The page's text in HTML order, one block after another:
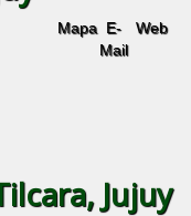
Mapa E-
Mail
Web
Jujuy